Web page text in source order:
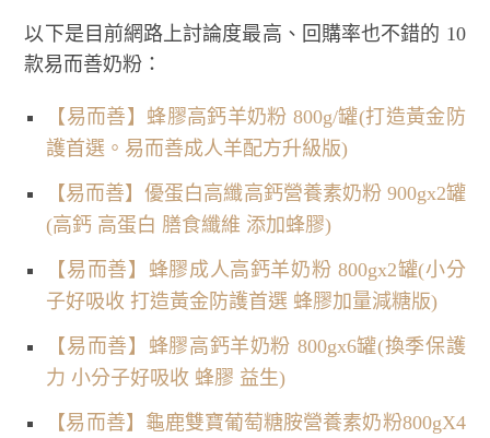
以下是目前網路上討論度最高、回購率也不錯的 10
款易而善奶粉：
【易而善】蜂膠高鈣羊奶粉 800g/罐(打造黃金防
護首選。易而善成人羊配方升級版)
【易而善】優蛋白高纖高鈣營養素奶粉 900gx2罐
(高鈣 高蛋白 膳食纖維 添加蜂膠)
【易而善】蜂膠成人高鈣羊奶粉 800gx2罐(小分
子好吸收 打造黃金防護首選 蜂膠加量減糖版)
【易而善】蜂膠高鈣羊奶粉 800gx6罐(換季保護
力 小分子好吸收 蜂膠 益生)
【易而善】龜鹿雙寶葡萄糖胺營養素奶粉800gX4